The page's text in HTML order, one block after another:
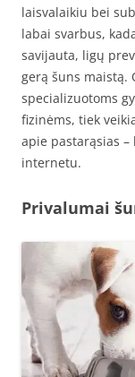
laisvalaikiu bei
labai svarbus,
savijauta, ligų
gerą šuns maistą.
specializuotoms
fizinėms, tiek
apie pastarąsias
internetu.
Privalumai